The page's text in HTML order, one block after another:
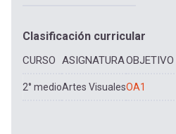
Clasificación curricular
CURSO ASIGNATURA
2° medioArtes VisualesOA1